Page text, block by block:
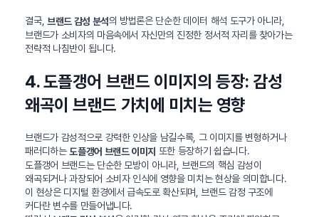
결국, 브랜드 감성 분석의 방법론은 단순한 데이터 해석 도구가 아니라,
브랜드가 소비자의 마음속에서 자신만의 진정한 정서적 자리를 찾아가는
전략적 나침반이 됩니다.
4. 도플갱어 브랜드 이미지의 등장: 감성
왜곡이 브랜드 가치에 미치는 영향
브랜드가 감성적으로 강력한 인상을 남길수록, 그 이미지를 변형하거나
패러디하는 도플갱어 브랜드 이미지 또한 등장하기 쉽습니다.
도플갱어 브랜드는 단순한 모방이 아니라, 브랜드의 핵심 감성이
왜곡되거나 과장되어 소비자 인식에 영향을 미치는 현상을 의미합니다.
이 현상은 디지털 환경에서 급속도로 확산되며, 브랜드 감정 구조에
커다란 변수를 만들어냅니다.